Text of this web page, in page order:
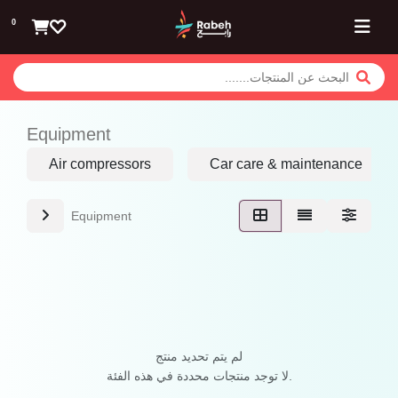
0
Equipment
Air compressors Car care & maintenance
Equipment
لم يتم تحديد منتج